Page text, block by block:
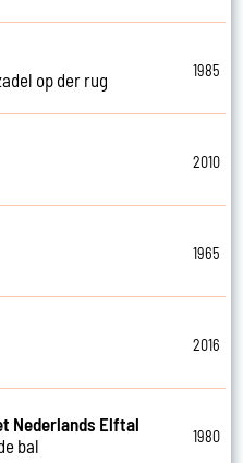
op der rug
1985
2010
1965
2016
Nederlands Elftal
bal
1980